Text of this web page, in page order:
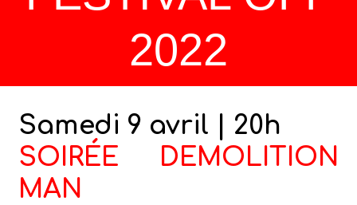
2022
Samedi 9 avril | 20h
SOIRÉE DEMOLITION
MAN